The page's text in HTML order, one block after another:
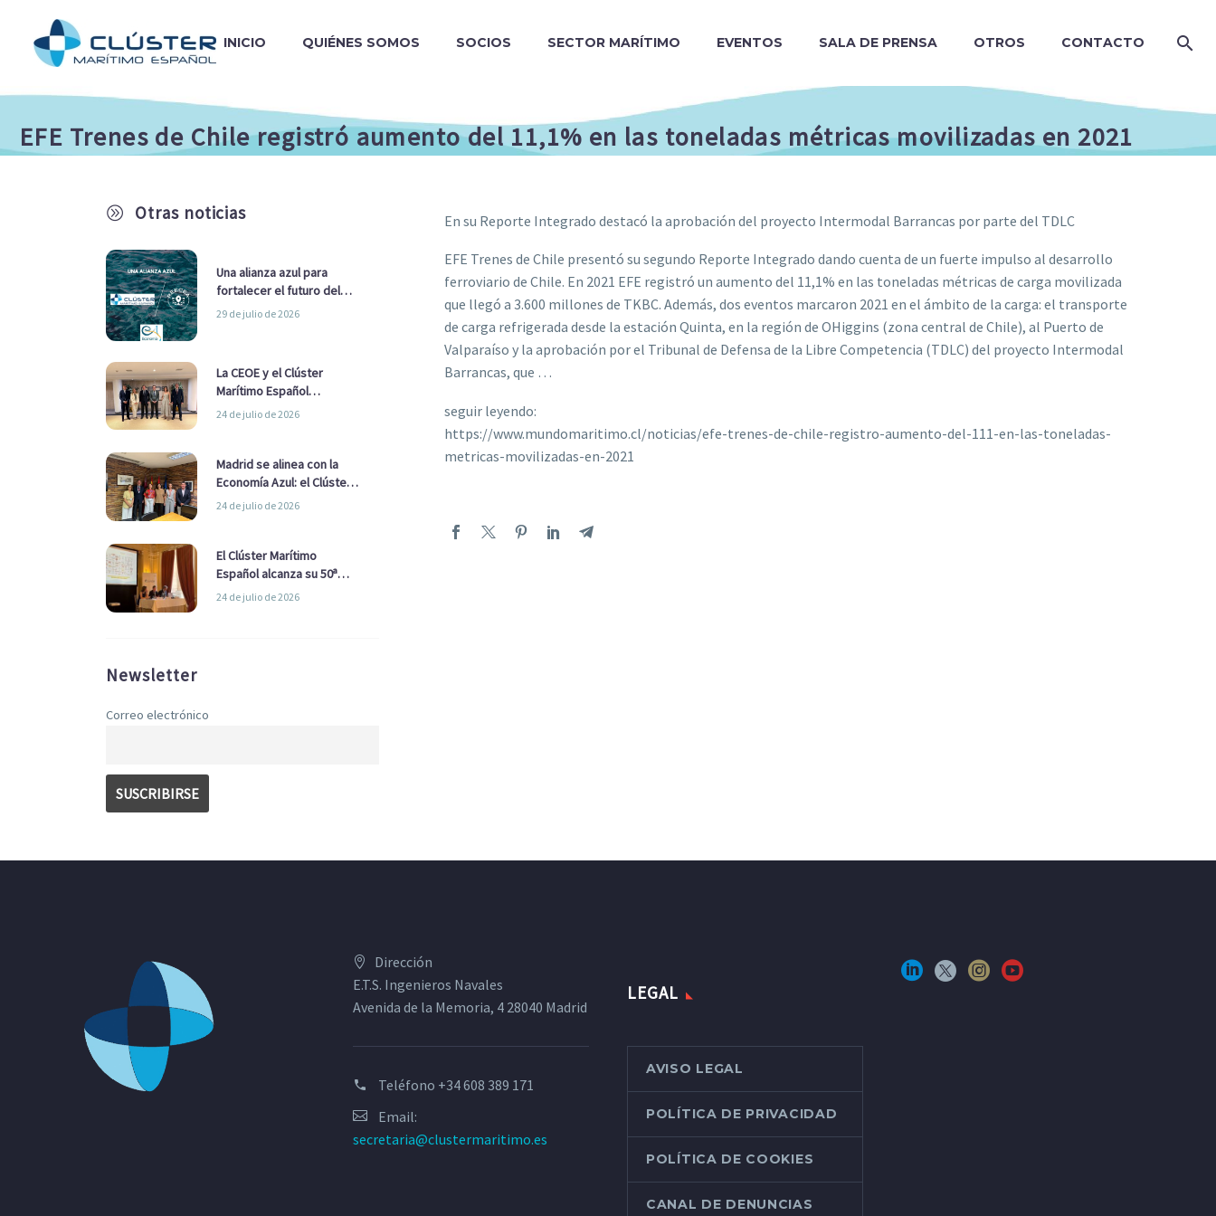
INICIO QUIÉNES SOMOS SOCIOS SECTOR MARÍTIMO EVENTOS SALA DE PRENSA OTROS CONTACTO
EFE Trenes de Chile registró aumento del 11,1% en las toneladas métricas movilizadas en 2021
A Otras noticias
Una alianza azul para
fortalecer el futuro del
sector marítimo
29 de julio de 2026
La CEOE y el Clúster
Marítimo Español
refuerzan su alianza para
24 de julio de 2026
Madrid se alinea con la
Economía Azul: el Clúster
Marítimo Español y la Real
Ayuntamiento
24 de julio de 2026
El Clúster Marítimo
Español alcanza su 50ª
Asamblea reafirmando su
24 de julio de 2026
Newsletter
Correo electrónico
En su Reporte Integrado destacó la aprobación del proyecto Intermodal Barrancas por parte del TDLC
EFE Trenes de Chile presentó su segundo Reporte Integrado dando cuenta de un fuerte impulso al desarrollo
ferroviario de Chile. En 2021 EFE registró un aumento del 11,1% en las toneladas métricas de carga movilizada
que llegó a 3.600 millones de TKBC. Además, dos eventos marcaron 2021 en el ámbito de la carga: el transporte
de carga refrigerada desde la estación Quinta, en la región de OHiggins (zona central de Chile), al Puerto de
Valparaíso y la aprobación por el Tribunal de Defensa de la Libre Competencia (TDLC) del proyecto Intermodal
Barrancas, que …
seguir leyendo:
https://www.mundomaritimo.cl/noticias/efe-trenes-de-chile-registro-aumento-del-111-en-las-toneladas-
metricas-movilizadas-en-2021
Dirección
E.T.S. Ingenieros Navales
Avenida de la Memoria, 4 28040 Madrid
Teléfono +34 608 389 171
Email:
secretaria@clustermaritimo.es
LEGAL
AVISO LEGAL
POLÍTICA DE PRIVACIDAD
POLÍTICA DE COOKIES
CANAL DE DENUNCIAS